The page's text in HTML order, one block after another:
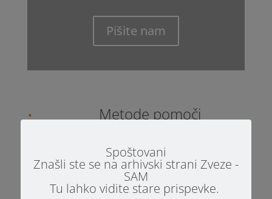
Pišite nam
; Metode pomoči
Vedenjsko kognitivna
terapija
Spoštovani
Znašli ste se na arhivski strani Zveze -
SAM
Tu lahko vidite stare prispevke.